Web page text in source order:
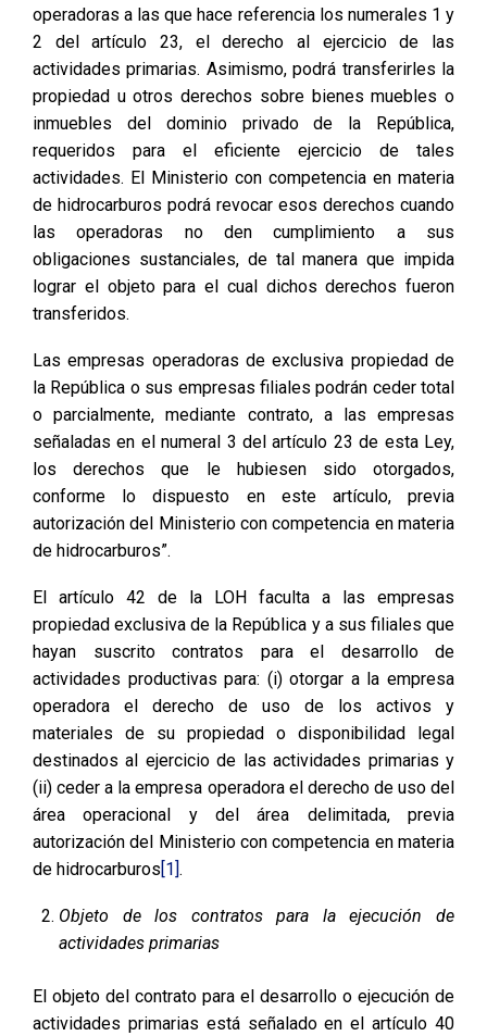
operadoras a las que hace referencia los numerales 1 y
2 del artículo 23, el derecho al ejercicio de las
actividades primarias. Asimismo, podrá transferirles la
propiedad u otros derechos sobre bienes muebles o
inmuebles del dominio privado de la República,
requeridos para el eficiente ejercicio de tales
actividades. El Ministerio con competencia en materia
de hidrocarburos podrá revocar esos derechos cuando
las operadoras no den cumplimiento a sus
obligaciones sustanciales, de tal manera que impida
lograr el objeto para el cual dichos derechos fueron
transferidos.
Las empresas operadoras de exclusiva propiedad de
la República o sus empresas filiales podrán ceder total
o parcialmente, mediante contrato, a las empresas
señaladas en el numeral 3 del artículo 23 de esta Ley,
los derechos que le hubiesen sido otorgados,
conforme lo dispuesto en este artículo, previa
autorización del Ministerio con competencia en materia
de hidrocarburos”.
El artículo 42 de la LOH faculta a las empresas
propiedad exclusiva de la República y a sus filiales que
hayan suscrito contratos para el desarrollo de
actividades productivas para: (i) otorgar a la empresa
operadora el derecho de uso de los activos y
materiales de su propiedad o disponibilidad legal
destinados al ejercicio de las actividades primarias y
(ii) ceder a la empresa operadora el derecho de uso del
área operacional y del área delimitada, previa
autorización del Ministerio con competencia en materia
de hidrocarburos [1] .
Objeto de los contratos para la ejecución de
actividades primarias
El objeto del contrato para el desarrollo o ejecución de
actividades primarias está señalado en el artículo 40